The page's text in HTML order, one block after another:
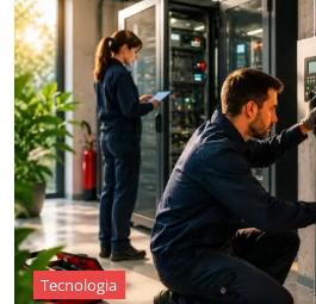
Tecnologia